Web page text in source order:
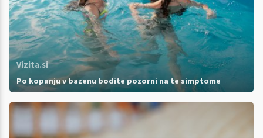
Vizita.si
Po kopanju v bazenu bodite pozorni na te simptome